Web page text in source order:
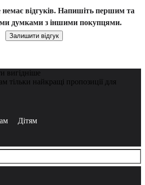
відгуків. Напишіть першим та
думками з іншими покупцями.
Залишити відгук
вигідніше
тільки найкращі пропозиції для
Дітям